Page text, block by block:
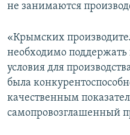
не занимаются
«Крымских
необходимо поддержать
условия для
была
качественным
самопровозглашенный